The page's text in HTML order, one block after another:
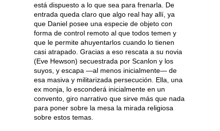
está dispuesto a lo que sea para frenarla. De
entrada queda claro que algo real hay allí, ya
que Daniel posee una especie de objeto con
forma de control remoto al que todos temen y
que le permite ahuyentarlos cuando lo tienen
casi atrapado. Gracias a eso rescata a su novia
(Eve Hewson) secuestrada por Scanlon y los
suyos, y escapa —al menos inicialmente— de
esa masiva y militarizada persecución. Ella, una
ex monja, lo esconderá inicialmente en un
convento, giro narrativo que sirve más que nada
para poner sobre la mesa la mirada religiosa
sobre estos temas.